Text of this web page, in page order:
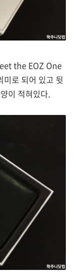
the EOZ One
미로 되어 있고 뒷
이 적혀있다.